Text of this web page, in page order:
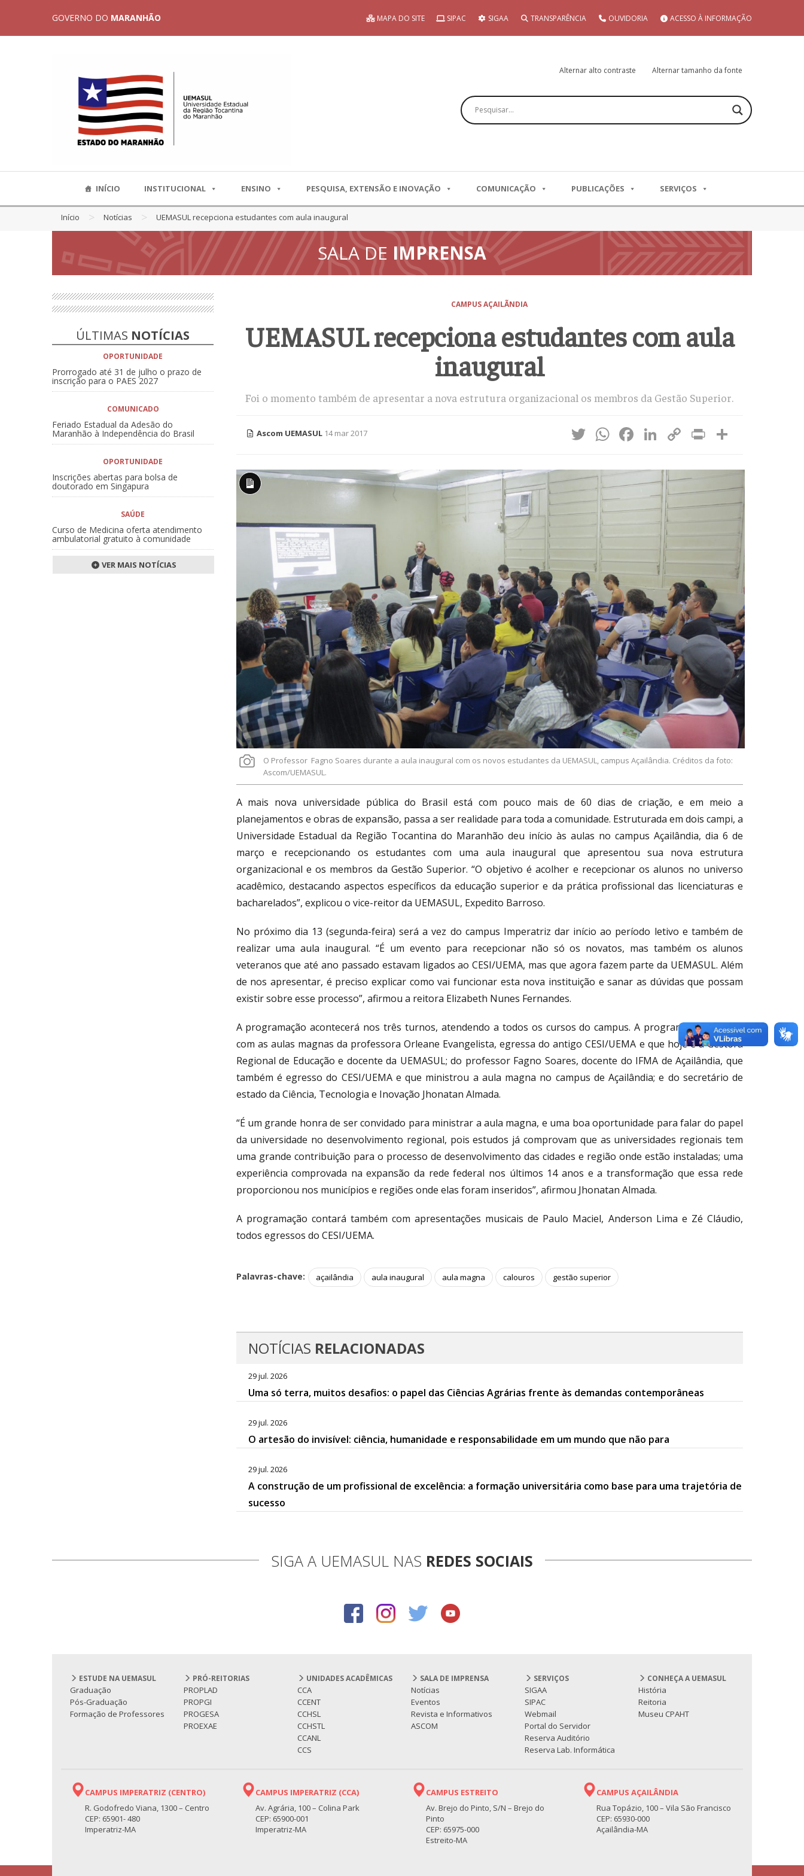
GOVERNO DO MARANHÃO MAPA DO SITE SIPAC SIGAA TRANSPARÊNCIA OUVIDORIA ACESSO À INFORMAÇÃO
Alternar alto contraste Alternar tamanho da fonte
Pesquisar
INÍCIO INSTITUCIONAL ENSINO PESQUISA, EXTENSÃO E INOVAÇÃO COMUNICAÇÃO PUBLICAÇÕES SERVIÇOS
Início > Notícias > UEMASUL recepciona estudantes com aula inaugural
SALA DE IMPRENSA
ÚLTIMAS NOTÍCIAS
OPORTUNIDADE
Prorrogado até 31 de julho o prazo de
inscrição para o PAES 2027
COMUNICADO
Feriado Estadual da Adesão do
Maranhão à Independência do Brasil
OPORTUNIDADE
Inscrições abertas para bolsa de
doutorado em Singapura
SAÚDE
Curso de Medicina oferta atendimento
ambulatorial gratuito à comunidade
VER MAIS NOTÍCIAS
CAMPUS AÇAILÃNDIA
UEMASUL recepciona estudantes com aula
inaugural
Foi o momento também de apresentar a nova estrutura organizacional os membros da Gestão Superior.
Ascom UEMASUL 14 mar 2017 Twitter
WhatsApp
Facebook
LinkedIn
CopyPrint
Descrição
O Professor Fagno Soares durante a aula inaugural com os novos estudantes da UEMASUL, campus Açailândia. Créditos da foto:
Ascom/UEMASUL.
A mais nova universidade pública do Brasil está com pouco mais de 60 dias de criação, e em meio a
planejamentos e obras de expansão, passa a ser realidade para toda a comunidade. Estruturada em dois campi, a
Universidade Estadual da Região Tocantina do Maranhão deu início às aulas no campus Açailândia, dia 6 de
março e recepcionando os estudantes com uma aula inaugural que apresentou sua nova estrutura
organizacional e os membros da Gestão Superior. “O objetivo é acolher e recepcionar os alunos no universo
acadêmico, destacando aspectos específicos da educação superior e da prática profissional das licenciaturas e
bacharelados”, explicou o vice-reitor da UEMASUL, Expedito Barroso.
No próximo dia 13 (segunda-feira) será a vez do campus Imperatriz dar início ao período letivo e também de
realizar uma aula inaugural. “É um evento para recepcionar não só os novatos, mas também os alunos
veteranos que até ano passado estavam ligados ao CESI/UEMA, mas que agora fazem parte da UEMASUL. Além
de nos apresentar, é preciso explicar como vai funcionar esta nova instituição e sanar as dúvidas que possam
existir sobre esse processo”, afirmou a reitora Elizabeth Nunes Fernandes.
A programação acontecerá nos três turnos, atendendo a todos os cursos do campus. A programação contará
com as aulas magnas da professora Orleane Evangelista, egressa do antigo CESI/UEMA e que hoje é a Gestora
Regional de Educação e docente da UEMASUL; do professor Fagno Soares, docente do IFMA de Açailândia, que
também é egresso do CESI/UEMA e que ministrou a aula magna no campus de Açailândia; e do secretário de
estado da Ciência, Tecnologia e Inovação Jhonatan Almada.
“É um grande honra de ser convidado para ministrar a aula magna, e uma boa oportunidade para falar do papel
da universidade no desenvolvimento regional, pois estudos já comprovam que as universidades regionais tem
uma grande contribuição para o processo de desenvolvimento das cidades e região onde estão instaladas; uma
experiência comprovada na expansão da rede federal nos últimos 14 anos e a transformação que essa rede
proporcionou nos municípios e regiões onde elas foram inseridos”, afirmou Jhonatan Almada.
A programação contará também com apresentações musicais de Paulo Maciel, Anderson Lima e Zé Cláudio,
todos egressos do CESI/UEMA.
Palavras-chave: açailândia aula inaugural aula magna calouros gestão superior
NOTÍCIAS RELACIONADAS
29 jul. 2026
Uma só terra, muitos desafios: o papel das Ciências Agrárias frente às demandas contemporâneas
29 jul. 2026
O artesão do invisível: ciência, humanidade e responsabilidade em um mundo que não para
29 jul. 2026
A construção de um profissional de excelência: a formação universitária como base para uma trajetória de
sucesso
SIGA A UEMASUL NAS REDES SOCIAIS
ESTUDE NA UEMASUL
Graduação
Pós-Graduação
Formação de Professores
PRÓ-REITORIAS
PROPLAD
PROPGI
PROGESA
PROEXAE
UNIDADES ACADÊMICAS
CCA
CCENT
CCHSL
CCHSTL
CCANL
CCS
SALA DE IMPRENSA
Notícias
Eventos
Revista e Informativos
ASCOM
SERVIÇOS
SIGAA
SIPAC
Webmail
Portal do Servidor
Reserva Auditório
Reserva Lab. Informática
CONHEÇA A UEMASUL
História
Reitoria
Museu CPAHT
CAMPUS IMPERATRIZ (CENTRO)
R. Godofredo Viana, 1300 – Centro
CEP: 65901- 480
Imperatriz-MA
CAMPUS IMPERATRIZ (CCA)
Av. Agrária, 100 – Colina Park
CEP: 65900-001
Imperatriz-MA
CAMPUS ESTREITO
Av. Brejo do Pinto, S/N – Brejo do
Pinto
CEP: 65975-000
Estreito-MA
CAMPUS AÇAILÂNDIA
Rua Topázio, 100 – Vila São Francisco
CEP: 65930-000
Açailândia-MA